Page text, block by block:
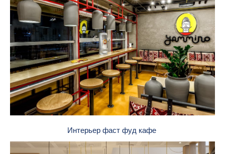
Интерьер фаст фуд кафе